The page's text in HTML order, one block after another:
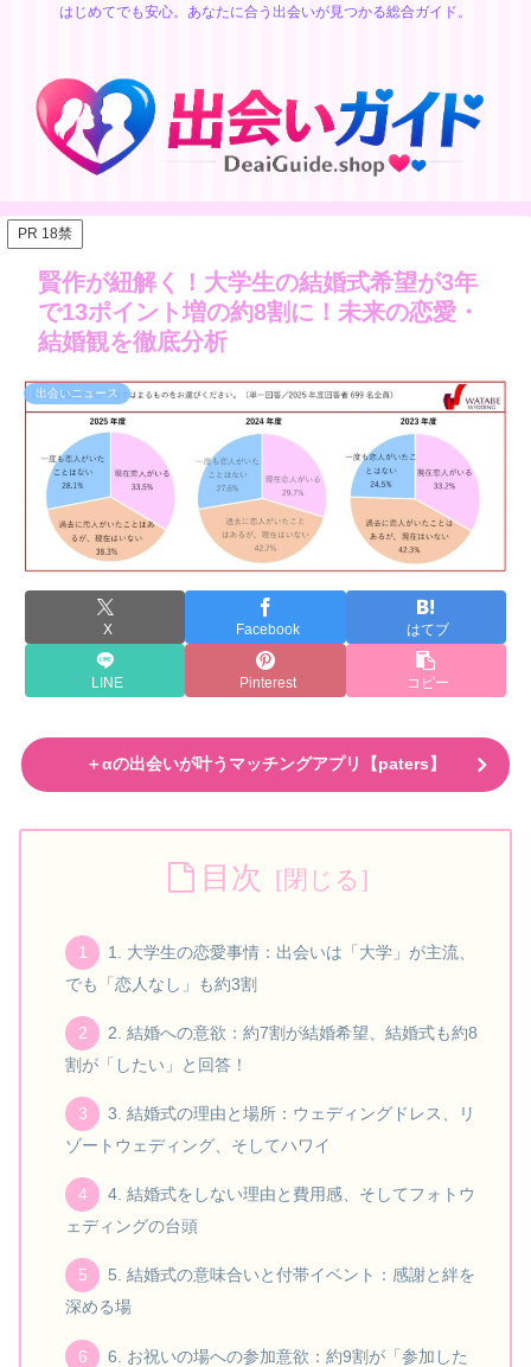
はじめてでも安心。あなたに合う出会いが見つかる総合ガイド。
PR 18禁
賢作が紐解く！大学生の結婚式希望が3年
で13ポイント増の約8割に！未来の恋愛・
結婚観を徹底分析
出会いニュース
X Facebook はてブ
LINE Pinterest コピー
＋αの出会いが叶うマッチングアプリ【paters】
目次
1. 大学生の恋愛事情：出会いは「大学」が主流、
でも「恋人なし」も約3割
2. 結婚への意欲：約7割が結婚希望、結婚式も約8
割が「したい」と回答！
3. 結婚式の理由と場所：ウェディングドレス、リ
ゾートウェディング、そしてハワイ
4. 結婚式をしない理由と費用感、そしてフォトウ
ェディングの台頭
5. 結婚式の意味合いと付帯イベント：感謝と絆を
深める場
6. お祝いの場への参加意欲：約9割が「参加した